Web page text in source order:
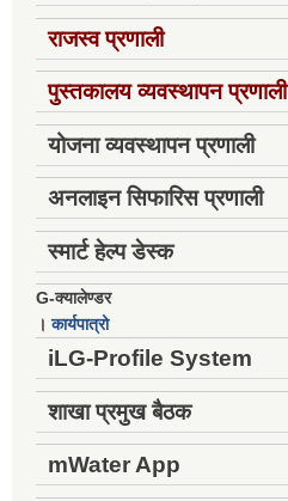
राजस्व प्रणाली
पुस्तकालय व्यवस्थापन प्रणाली
योजना व्यवस्थापन प्रणाली
अनलाइन सिफारिस प्रणाली
स्मार्ट हेल्प डेस्क
G-क्यालेण्डर
।कार्यपात्रो
iLG-Profile System
शाखा प्रमुख बैठक
mWater App